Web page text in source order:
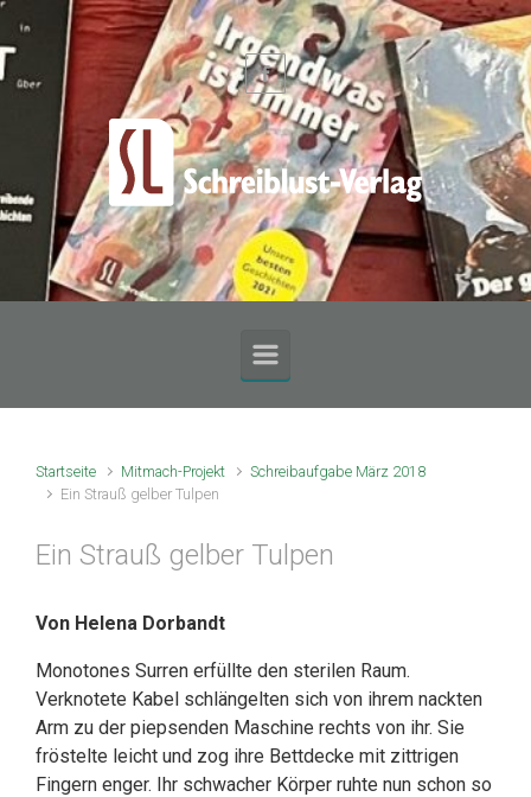
Zum Hauptinhalt springen
Startseite Mitmach-Projekt
Schreibaufgabe März 2018
Ein Strauß gelber Tulpen
Ein Strauß gelber Tulpen
Von Helena Dorbandt
Monotones Surren erfüllte den sterilen Raum.
Verknotete Kabel schlängelten sich von ihrem nackten
Arm zu der piepsenden Maschine rechts von ihr. Sie
fröstelte leicht und zog ihre Bettdecke mit zittrigen
Fingern enger. Ihr schwacher Körper ruhte nun schon so